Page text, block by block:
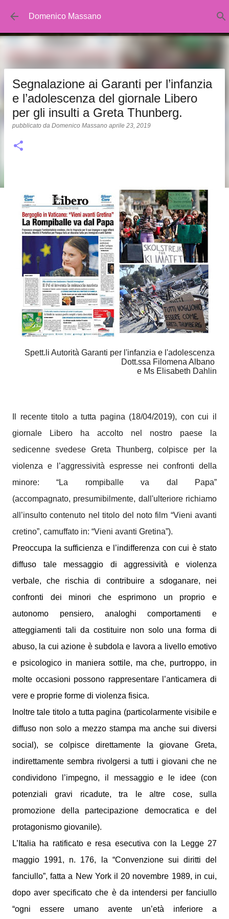
Passa ai contenuti principali
Domenico Massano
Segnalazione ai Garanti per l’infanzia
e l’adolescenza del giornale Libero
per gli insulti a Greta Thunberg.
pubblicato da Domenico Massano aprile 23, 2019
Spett.li Autorità Garanti per l'infanzia e l'adolescenza
Dott.ssa Filomena Albano
e Ms Elisabeth Dahlin
Il recente titolo a tutta pagina (18/04/2019), con cui il
giornale Libero ha accolto nel nostro paese la
sedicenne svedese Greta Thunberg, colpisce per la
violenza e l’aggressività espresse nei confronti della
minore: “La rompiballe va dal Papa”
(accompagnato, presumibilmente, dall'ulteriore richiamo
all’insulto contenuto nel titolo del noto film “Vieni avanti
cretino”, camuffato in: “Vieni avanti Gretina”).
Preoccupa la sufficienza e l’indifferenza con cui è stato
diffuso tale messaggio di aggressività e violenza
verbale, che rischia di contribuire a sdoganare, nei
confronti dei minori che esprimono un proprio e
autonomo pensiero, analoghi comportamenti e
atteggiamenti tali da costituire non solo una forma di
abuso, la cui azione è subdola e lavora a livello emotivo
e psicologico in maniera sottile, ma che, purtroppo, in
molte occasioni possono rappresentare l’anticamera di
vere e proprie forme di violenza fisica.
Inoltre tale titolo a tutta pagina (particolarmente visibile e
diffuso non solo a mezzo stampa ma anche sui diversi
social), se colpisce direttamente la giovane Greta,
indirettamente sembra rivolgersi a tutti i giovani che ne
condividono l’impegno, il messaggio e le idee (con
potenziali gravi ricadute, tra le altre cose, sulla
promozione della partecipazione democratica e del
protagonismo giovanile).
L’Italia ha ratificato e resa esecutiva con la Legge 27
maggio 1991, n. 176, la “Convenzione sui diritti del
fanciullo”, fatta a New York il 20 novembre 1989, in cui,
dopo aver specificato che è da intendersi per fanciullo
“ogni essere umano avente un’età inferiore a